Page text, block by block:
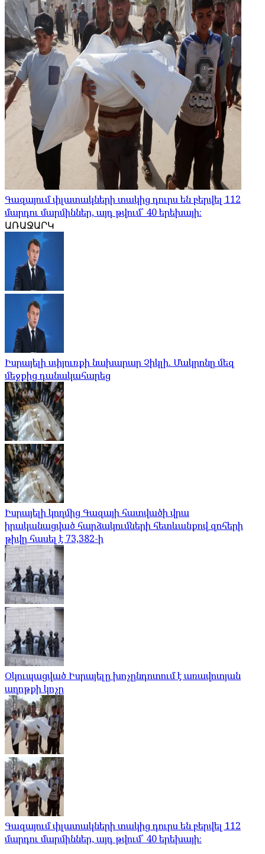
Գազայում փլատակների տակից դուրս են բերվել 112
մարդու մարմիններ, այդ թվում՝ 40 երեխայի։
ԱՌԱՋԱՐԿ
Իսրայելի սփյուռքի նախարար Չիկլի. Մակրոնը մեզ
մեջքից դանակահարեց
Իսրայելի կողմից Գազայի հատվածի վրա
իրականացված հարձակումների հետևանքով զոհերի
թիվը հասել է 73,382-ի
Օկուպացված Իսրայելը խոչընդոտում է առավոտյան
աղոթքի կոչը
Գազայում փլատակների տակից դուրս են բերվել 112
մարդու մարմիններ, այդ թվում՝ 40 երեխայի։